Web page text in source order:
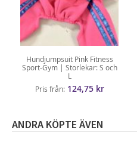
Hundjumpsuit Pink Fitness
Sport-Gym | Storlekar: S och
L
Pris från 124,75 kr
ANDRA KÖPTE ÄVEN